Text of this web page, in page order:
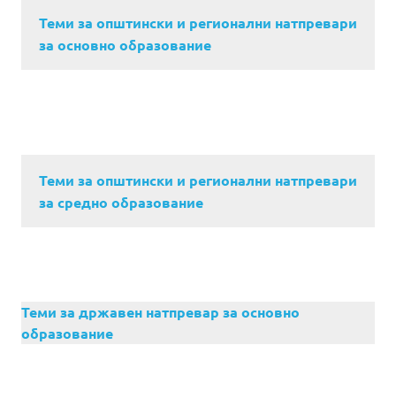
Теми за општински и регионални натпревари
за основно образование
Теми за општински и регионални натпревари
за средно образование
Теми за државен натпревар за основно
образование